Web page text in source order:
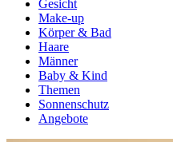
Gesicht
Make-up
Körper & Bad
Haare
Männer
Baby & Kind
Themen
Sonnenschutz
Angebote